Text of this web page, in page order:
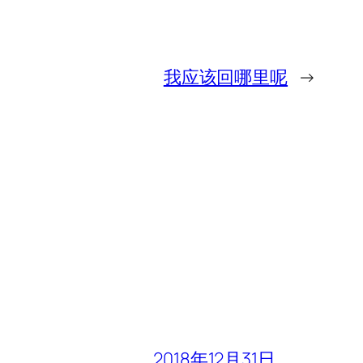
我应该回哪里呢 →